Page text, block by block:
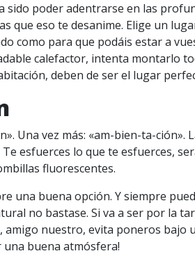
sido poder adentrarse en las
que eso te desanime. Elige un
como para que podáis estar a
calefactor, intenta montarlo
deben de ser el lugar
Una vez más: «am-bien-ta-ción».
esfuerces lo que te esfuerces,
fluorescentes.
una buena opción. Y siempre
no bastase. Si va a ser por la
amigo nuestro, evita poneros bajo
una buena atmósfera!